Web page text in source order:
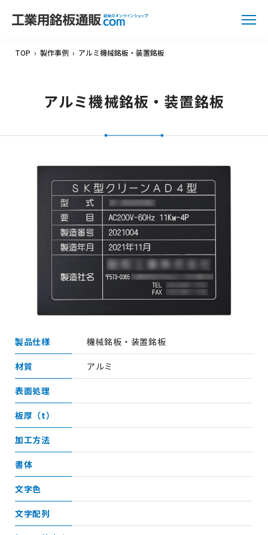
TOP › 製作事例 › アルミ機械銘板・装置銘板
アルミ機械銘板・装置銘板
製品仕様 機械銘板・装置銘板
材質 アルミ
表面処理
板厚（t）
加工方法
書体
文字色
文字配列